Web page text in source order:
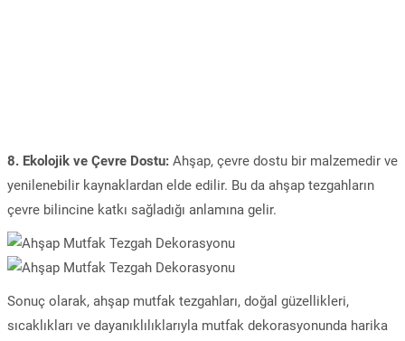
8. Ekolojik ve Çevre Dostu: Ahşap, çevre dostu bir malzemedir ve
yenilenebilir kaynaklardan elde edilir. Bu da ahşap tezgahların
çevre bilincine katkı sağladığı anlamına gelir.
Sonuç olarak, ahşap mutfak tezgahları, doğal güzellikleri,
sıcaklıkları ve dayanıklılıklarıyla mutfak dekorasyonunda harika